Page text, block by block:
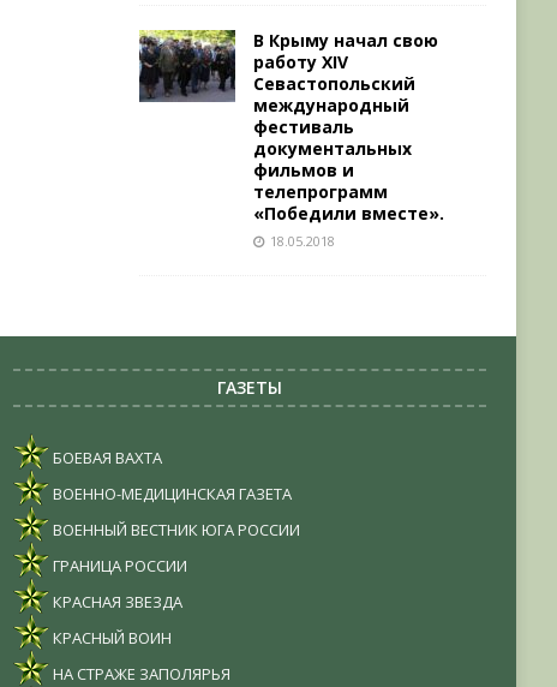
В Крыму начал свою
работу XIV
Севастопольский
международный
фестиваль
документальных
фильмов и
телепрограмм
«Победили вместе».
18.05.2018
ГАЗЕТЫ
БОЕВАЯ ВАХТА
ВОЕННО-МЕДИЦИНСКАЯ ГАЗЕТА
ВОЕННЫЙ ВЕСТНИК ЮГА РОССИИ
ГРАНИЦА РОССИИ
КРАСНАЯ ЗВЕЗДА
КРАСНЫЙ ВОИН
НА СТРАЖЕ ЗАПОЛЯРЬЯ